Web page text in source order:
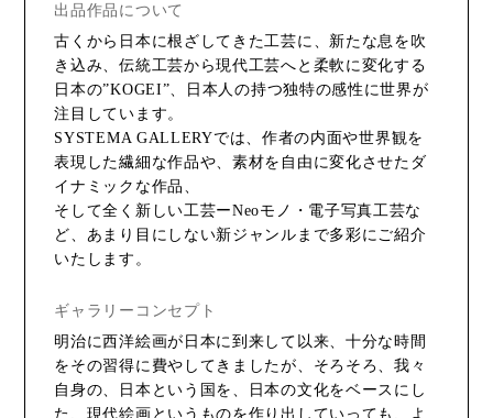
出品作品について
古くから日本に根ざしてきた工芸に、新たな息を吹
き込み、伝統工芸から現代工芸へと柔軟に変化する
日本の”KOGEI”、日本人の持つ独特の感性に世界が
注目しています。
SYSTEMA GALLERYでは、作者の内面や世界観を
表現した繊細な作品や、素材を自由に変化させたダ
イナミックな作品、
そして全く新しい工芸ーNeoモノ・電子写真工芸な
ど、あまり目にしない新ジャンルまで多彩にご紹介
いたします。
ギャラリーコンセプト
明治に西洋絵画が日本に到来して以来、十分な時間
をその習得に費やしてきましたが、そろそろ、我々
自身の、日本という国を、日本の文化をベースにし
た、現代絵画というものを作り出していっても、よ